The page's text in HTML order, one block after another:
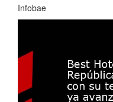
Infobae